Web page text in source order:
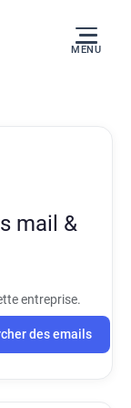
MENU
mail &
entreprise.
des emails